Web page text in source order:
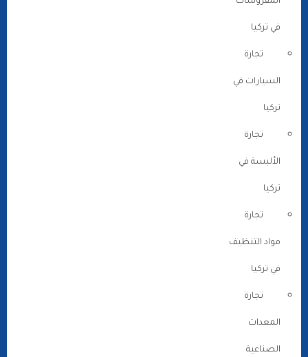
في تركيا
تجارة
السيارات في
تركيا
تجارة
الألبسة في
تركيا
تجارة
مواد التنظيف
في تركيا
تجارة
المعدات
الصناعية